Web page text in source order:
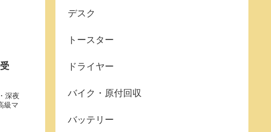
深夜
級マ
デスク
トースター
ドライヤー
バイク・原付回収
バッテリー